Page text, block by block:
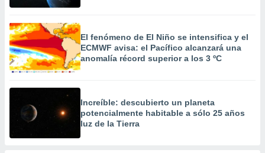
de
de
de
uso de
con el
e
El fenómeno de El Niño se intensifica y el
ECMWF avisa: el Pacífico alcanzará una
anomalía récord superior a los 3 ºC
Increíble: descubierto un planeta
potencialmente habitable a sólo 25 años
luz de la Tierra